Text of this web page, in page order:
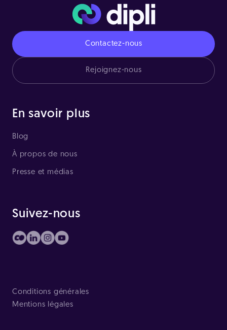
Contactez-nous
Rejoignez-nous
En savoir plus
Blog
À propos de nous
Presse et médias
Suivez-nous
Conditions générales
Mentions légales